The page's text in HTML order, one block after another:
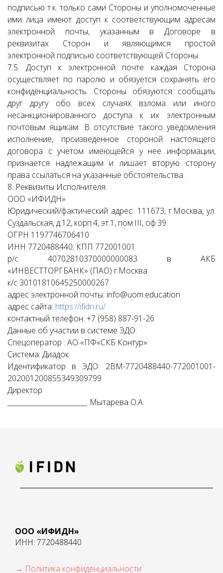
подписью т.к. только сами Стороны и уполномоченные
ими лица имеют доступ к соответствующим адресам
электронной почты, указанным в Договоре в
реквизитах Сторон и являющимся простой
электронной подписью соответствующей Стороны.
7.5. Доступ к электронной почте каждая Сторона
осуществляет по паролю и обязуется сохранять его
конфиденциальность. Стороны обязуются сообщать
друг другу обо всех случаях взлома или иного
несанкционированного доступа к их электронным
почтовым ящикам. В отсутствие такого уведомления
исполнение, произведенное стороной настоящего
договора с учетом имеющейся у нее информации,
признается надлежащим и лишает вторую сторону
права ссылаться на указанные обстоятельства.
8. Реквизиты Исполнителя.
ООО «ИФИДН»
Юридический/фактический адрес: 111673, г.Москва, ул.
Суздальская, д.12, корп.4, эт.1, пом.III, оф.39.
ОГРН 1197746706410
ИНН 7720488440; КПП 772001001
р/с 40702810370000000083 в АКБ
«ИНВЕСТТОРГБАНК» (ПАО) г.Москва
к/с 30101810645250000267
адрес электронной почты: info@uom.education
адрес сайта: https://ifidn.ru/
контактный телефон: +7 (958) 887-91-26
Данные об участии в системе ЭДО:
Спецоператор : АО «ПФ«СКБ Контур»
Система: Диадок
Идентификатор в ЭДО: 2BM-7720488440-772001001-
202001200855349309799
Директор
_______________________ Мытарева О.А.
ООО «ИФИДН»
ИНН: 7720488440
→ Политика конфиденциальности